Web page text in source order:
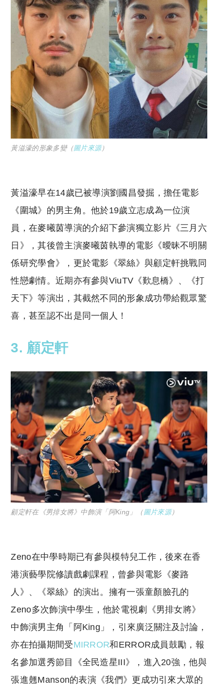
黃溢濠的形象多變（圖片來源）
黃溢濠早在14歲已被導演劉國昌發掘，擔任電影
《圍城》的男主角。他於19歲立志成為一位演
員，在麥曦茵導演的介紹下參演獨立影片《三月六
日》，其後曾主演麥曦茵執導的電影《曖昧不明關
係研究學會》，更於電影《翠絲》與顧定軒挑戰同
性戀劇情。近期亦有參與ViuTV《歎息橋》、《打
天下》等演出，其截然不同的形象成功帶給觀眾驚
喜，甚至認不出是同一個人！
3. 顧定軒
顧定軒在《男排女將》中飾演「阿King」（圖片來源）
Zeno在中學時期已有參與模特兒工作，後來在香
港演藝學院修讀戲劇課程，曾參與電影《麥路
人》、《翠絲》的演出。擁有一張童顏臉孔的
Zeno多次飾演中學生，他於電視劇《男排女將》
中飾演男主角「阿King」，引來廣泛關注及討論，
亦在拍攝期間受MIRROR和ERROR成員鼓勵，報
名參加選秀節目《全民造星III》，進入20強，他與
張進翹Manson的表演《我們》更成功引來大眾的